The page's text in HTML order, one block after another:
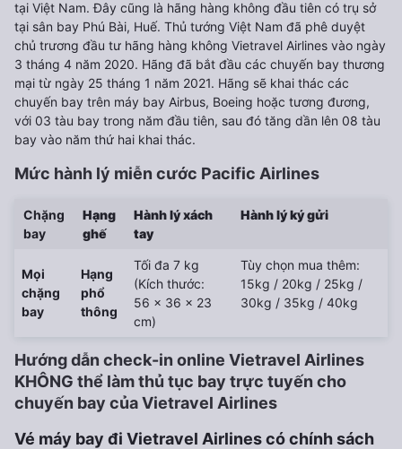
tại Việt Nam. Đây cũng là hãng hàng không đầu tiên có trụ sở
tại sân bay Phú Bài, Huế. Thủ tướng Việt Nam đã phê duyệt
chủ trương đầu tư hãng hàng không Vietravel Airlines vào ngày
3 tháng 4 năm 2020. Hãng đã bắt đầu các chuyến bay thương
mại từ ngày 25 tháng 1 năm 2021. Hãng sẽ khai thác các
chuyến bay trên máy bay Airbus, Boeing hoặc tương đương,
với 03 tàu bay trong năm đầu tiên, sau đó tăng dần lên 08 tàu
bay vào năm thứ hai khai thác.
Mức hành lý miễn cước Pacific Airlines
Chặng
bay
Hạng
ghế
Hành lý xách
tay
Hành lý ký gửi
Mọi
chặng
bay
Hạng
phổ
thông
Tối đa 7 kg
(Kích thước:
56 x 36 x 23
cm)
Tùy chọn mua thêm:
15kg / 20kg / 25kg /
30kg / 35kg / 40kg
Hướng dẫn check-in online Vietravel Airlines
KHÔNG thể làm thủ tục bay trực tuyến cho
chuyến bay của Vietravel Airlines
Vé máy bay đi Vietravel Airlines có chính sách